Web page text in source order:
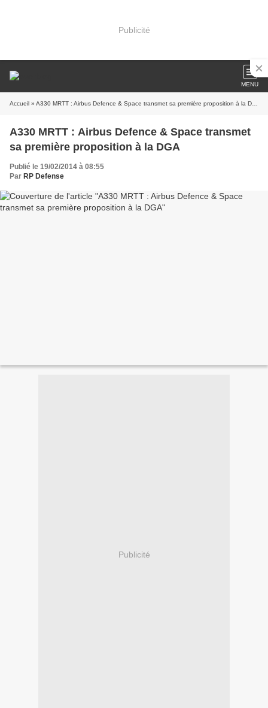
Publicité
MENU
Accueil » A330 MRTT : Airbus Defence & Space transmet sa première proposition à la DGA
A330 MRTT : Airbus Defence & Space transmet
sa première proposition à la DGA
Publié le 19/02/2014 à 08:55
Par RP Defense
Publicité